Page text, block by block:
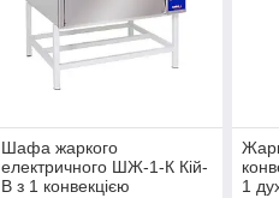
Шафа жаркого
електричного ШЖ-1-К Кій-
В з 1 конвекцією
1